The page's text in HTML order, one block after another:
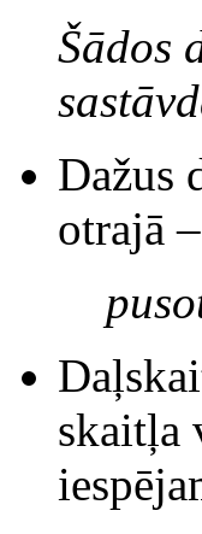
Šādos
Dažus
otrajā
skaitļa